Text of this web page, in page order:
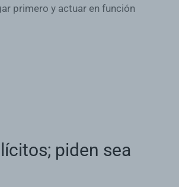
primero y actuar en función
piden sea